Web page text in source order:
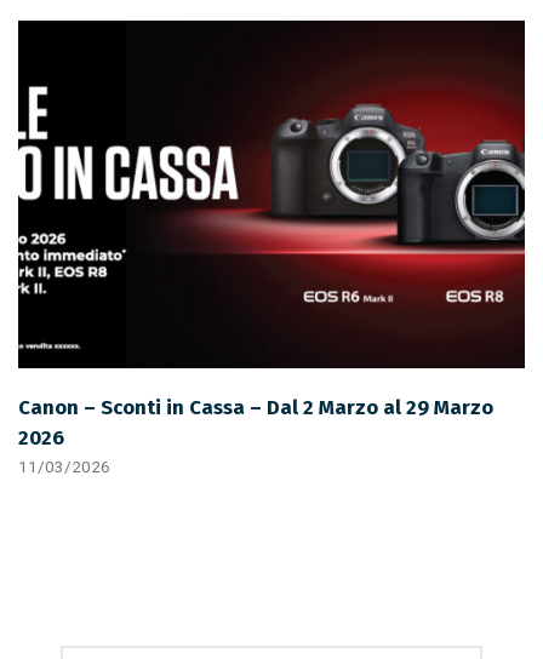
Canon – Sconti in Cassa – Dal 2 Marzo al 29 Marzo
2026
11/03/2026